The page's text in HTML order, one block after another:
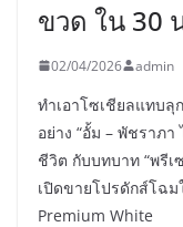
ขวด ใน 30
02/04/2026 admin
ทำเอาโซเชียลแทบลุ
อย่าง “อั้ม – พัชราภ
ชีวิต กับบทบาท “พรีเ
เปิดขายโปรดักส์โฉม
Premium White